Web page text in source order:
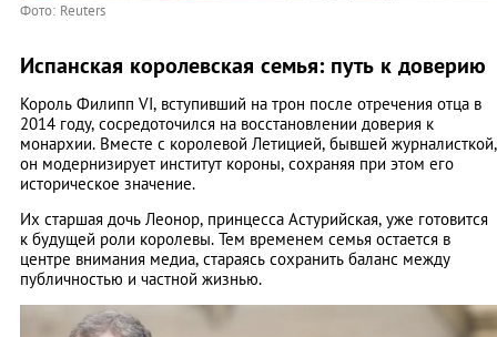
Фото: Reuters
Испанская королевская семья: путь к доверию
Король Филипп VI, вступивший на трон после отречения отца в
2014 году, сосредоточился на восстановлении доверия к
монархии. Вместе с королевой Летицией, бывшей журналисткой,
он модернизирует институт короны, сохраняя при этом его
историческое значение.
Их старшая дочь Леонор, принцесса Астурийская, уже готовится
к будущей роли королевы. Тем временем семья остается в
центре внимания медиа, стараясь сохранить баланс между
публичностью и частной жизнью.